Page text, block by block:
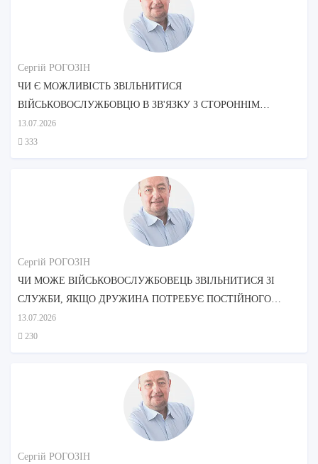
Сергій РОГОЗІН
ЧИ Є МОЖЛИВІСТЬ ЗВІЛЬНИТИСЯ
ВІЙСЬКОВОСЛУЖБОВЦЮ В ЗВ'ЯЗКУ З СТОРОННІМ
ДОГЛЯДОМ МАТЕРІ?
13.07.2026
333
Сергій РОГОЗІН
ЧИ МОЖЕ ВІЙСЬКОВОСЛУЖБОВЕЦЬ ЗВІЛЬНИТИСЯ ЗІ
СЛУЖБИ, ЯКЩО ДРУЖИНА ПОТРЕБУЄ ПОСТІЙНОГО
ДОГЛЯДУ?
13.07.2026
230
Сергій РОГОЗІН